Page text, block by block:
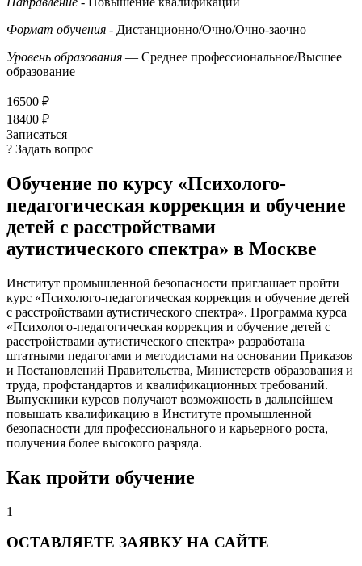
Формат обучения - Дистанционно/Очно/Очно-заочно
Уровень образования — Среднее профессиональное/Высшее
образование
16500 ₽
18400 ₽
Записаться
? Задать вопрос
Обучение по курсу «Психолого-
педагогическая коррекция и обучение
детей с расстройствами
аутистического спектра» в Москве
Институт промышленной безопасности приглашает пройти
курс «Психолого-педагогическая коррекция и обучение детей
с расстройствами аутистического спектра». Программа курса
«Психолого-педагогическая коррекция и обучение детей с
расстройствами аутистического спектра» разработана
штатными педагогами и методистами на основании Приказов
и Постановлений Правительства, Министерств образования и
труда, профстандартов и квалификационных требований.
Выпускники курсов получают возможность в дальнейшем
повышать квалификацию в Институте промышленной
безопасности для профессионального и карьерного роста,
получения более высокого разряда.
Как пройти обучение
1
ОСТАВЛЯЕТЕ ЗАЯВКУ НА САЙТЕ